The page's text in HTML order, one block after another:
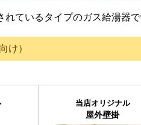
れているタイプのガス給湯器で
け）
当店オリジナル
屋外壁掛